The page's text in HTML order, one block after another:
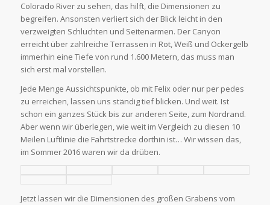
Colorado River zu sehen, das hilft, die Dimensionen zu
begreifen. Ansonsten verliert sich der Blick leicht in den
verzweigten Schluchten und Seitenarmen. Der Canyon
erreicht über zahlreiche Terrassen in Rot, Weiß und Ockergelb
immerhin eine Tiefe von rund 1.600 Metern, das muss man
sich erst mal vorstellen.
Jede Menge Aussichtspunkte, ob mit Felix oder nur per pedes
zu erreichen, lassen uns ständig tief blicken. Und weit. Ist
schon ein ganzes Stück bis zur anderen Seite, zum Nordrand.
Aber wenn wir überlegen, wie weit im Vergleich zu diesen 10
Meilen Luftlinie die Fahrtstrecke dorthin ist… Wir wissen das,
im Sommer 2016 waren wir da drüben.
Jetzt lassen wir die Dimensionen des großen Grabens vom